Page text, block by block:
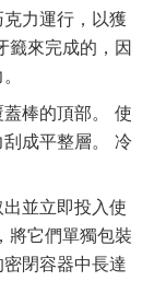
力運行，以獲
籤來完成的，因
棒的頂部。 使
成平整層。 冷
並立即投入使
將它們單獨包裝
閉容器中長達